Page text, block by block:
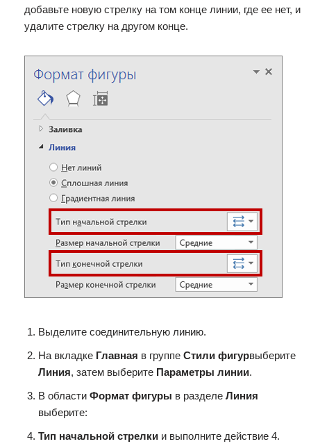
добавьте новую стрелку на том конце линии, где ее нет, и
удалите стрелку на другом конце.
Выделите соединительную линию.
На вкладке Главная в группе Стили фигурвыберите
Линия, затем выберите Параметры линии.
В области Формат фигуры в разделе Линия
выберите:
Тип начальной стрелки и выполните действие 4.